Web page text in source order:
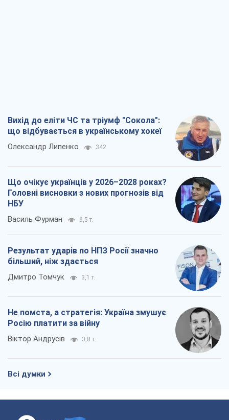
Вихід до еліти ЧС та тріумф "Сокола":
що відбувається в українському хокеї
Олександр Липенко 342
Що очікує українців у 2026–2028 роках?
Головні висновки з нових прогнозів від
НБУ
Василь Фурман 6,5 т.
Результат ударів по НПЗ Росії значно
більший, ніж здається
Дмитро Томчук 3,1 т.
Не помста, а стратегія: Україна змушує
Росію платити за війну
Віктор Андрусів 3,8 т.
Всі думки